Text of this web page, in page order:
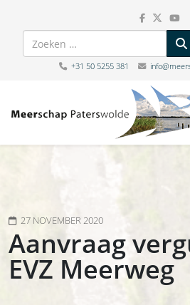
Zoeken
+31 50 5255 381
27 NOVEMBER 2020
Aanvraag
EVZ Meerweg